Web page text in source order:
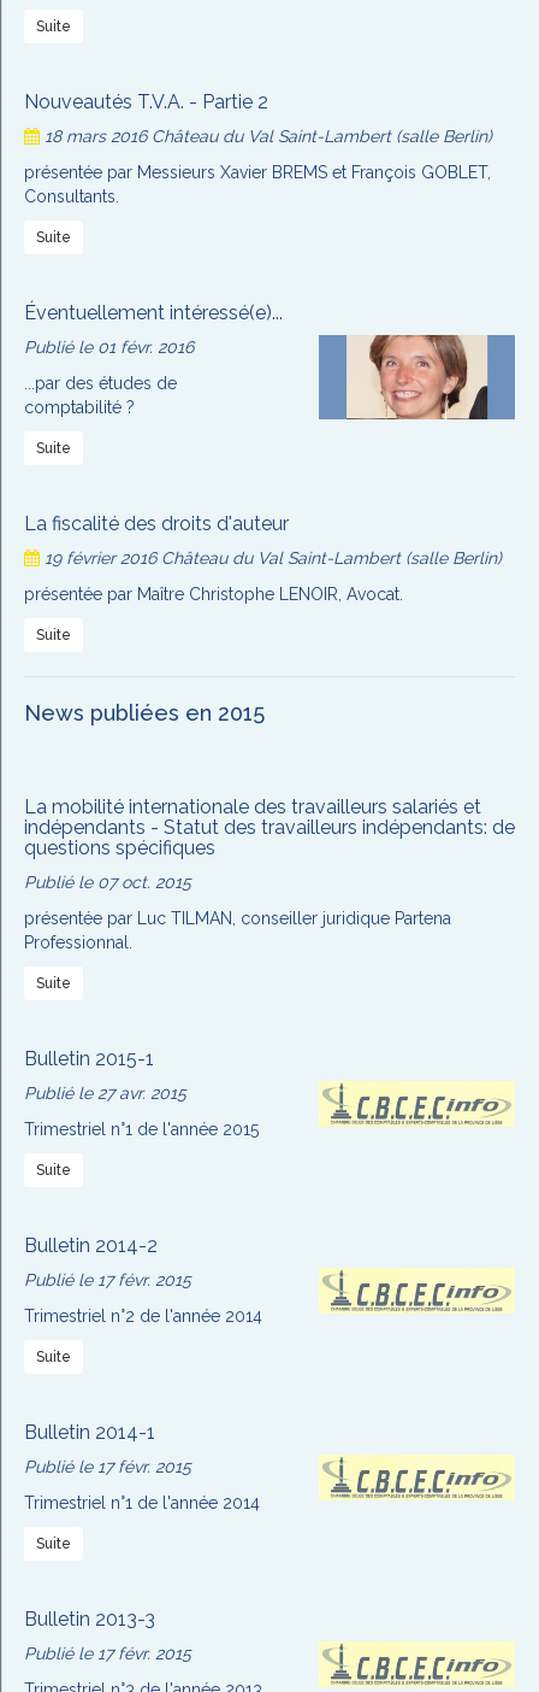
Suite
Nouveautés T.V.A. - Partie 2
18 mars 2016 Château du Val Saint-Lambert (salle Berlin)
présentée par Messieurs Xavier BREMS et François GOBLET,
Consultants.
Suite
Éventuellement intéressé(e)...
Publié le 01 févr. 2016
...par des études de
comptabilité ?
Suite
La fiscalité des droits d'auteur
19 février 2016 Château du Val Saint-Lambert (salle Berlin)
présentée par Maître Christophe LENOIR, Avocat.
Suite
News publiées en 2015
La mobilité internationale des travailleurs salariés et
indépendants - Statut des travailleurs indépendants: de
questions spécifiques
Publié le 07 oct. 2015
présentée par Luc TILMAN, conseiller juridique Partena
Professionnal.
Suite
Bulletin 2015-1
Publié le 27 avr. 2015
Trimestriel n°1 de l'année 2015
Suite
Bulletin 2014-2
Publié le 17 févr. 2015
Trimestriel n°2 de l'année 2014
Suite
Bulletin 2014-1
Publié le 17 févr. 2015
Trimestriel n°1 de l'année 2014
Suite
Bulletin 2013-3
Publié le 17 févr. 2015